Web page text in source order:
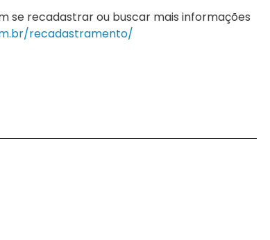
se recadastrar ou buscar mais informações
recadastramento/